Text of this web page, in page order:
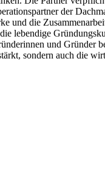
der
und die
lebendige
und Gründer
sondern auch die